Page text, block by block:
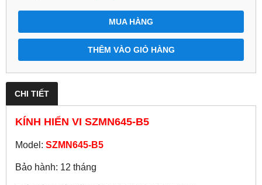
MUA HÀNG
THÊM VÀO GIỎ HÀNG
CHI TIẾT
KÍNH HIỂN VI SZMN645-B5
Model: SZMN645-B5
Bảo hành: 12 tháng